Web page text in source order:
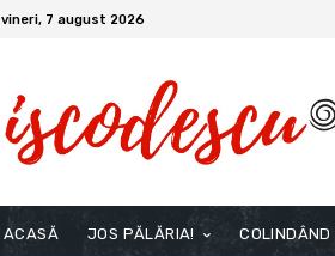
vineri, 7 august 2026
ACASĂ JOS PĂLĂRIA! COLINDÂND